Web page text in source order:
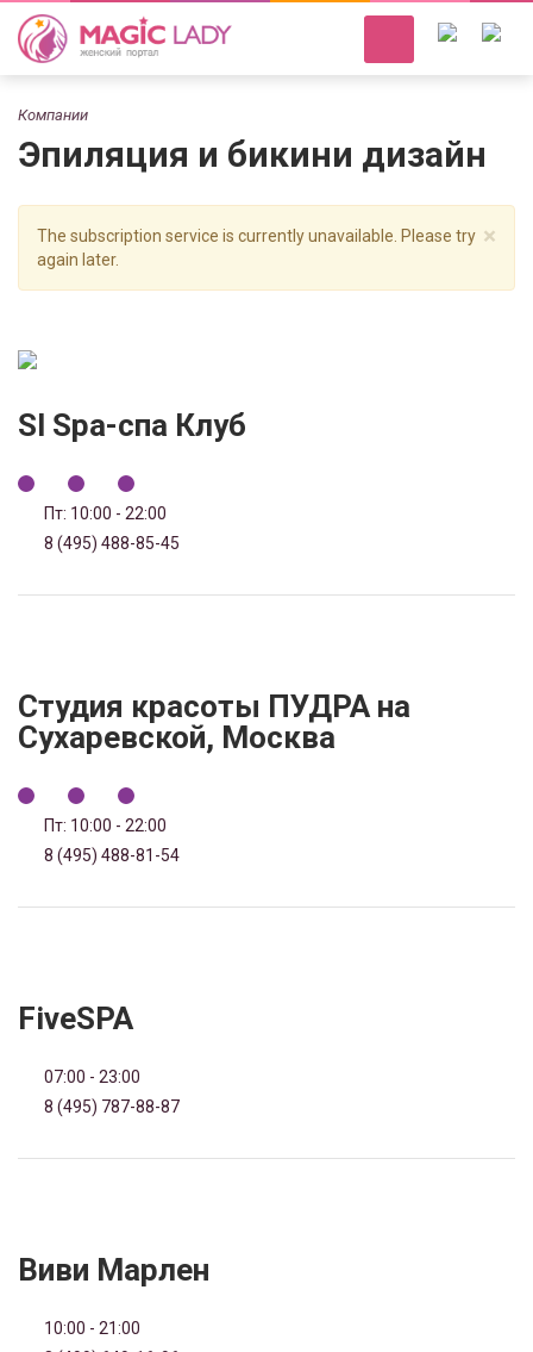
Компании
Эпиляция и бикини дизайн
×
The subscription service is currently unavailable. Please try
again later.
Sl Spa-спа Клуб
Пт: 10:00 - 22:00
8 (495) 488-85-45
Студия красоты ПУДРА на
Сухаревской, Москва
Пт: 10:00 - 22:00
8 (495) 488-81-54
FiveSPA
07:00 - 23:00
8 (495) 787-88-87
Виви Марлен
10:00 - 21:00